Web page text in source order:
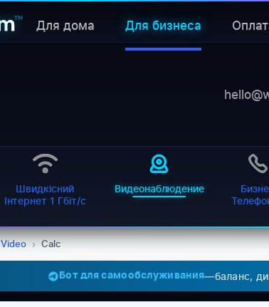
Для дома Для бизнеса
Швидкісний
Інтернет 1 Гбіт/с
Видеонаблюдение
Video › Calc
Бот для самообслуживания—баланс,